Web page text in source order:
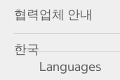
협력업체 안내
한국
Languages